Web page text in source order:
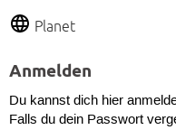
Planet
Anmelden
Du kannst dich hier
Falls du dein Passwort